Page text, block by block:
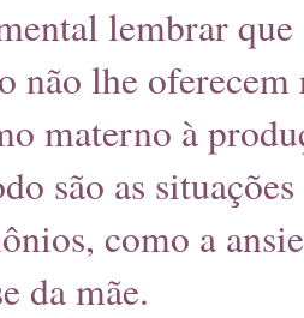
lembrar que
não lhe
materno à
são as
como a
da mãe.